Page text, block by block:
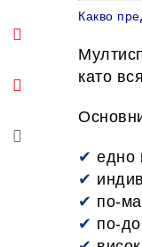
Какво
като
✔ едно
✔
✔ по-
✔ по-